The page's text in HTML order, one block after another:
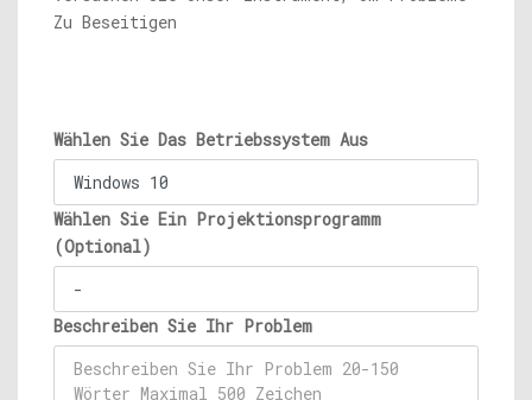
Zu Beseitigen
Wählen Sie Das Betriebssystem Aus
Wählen Sie Ein Projektionsprogramm
(Optional)
Beschreiben Sie Ihr Problem